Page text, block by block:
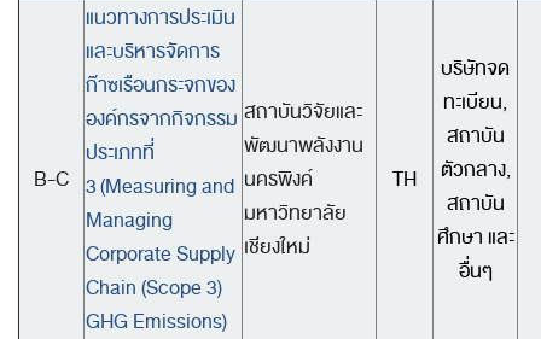
B-C
แนวทางการประเมิน
และบริหารจัดการ
ก๊าซเรือนกระจกของ
องค์กรจากกิจกรรม
ประเภทที่
3(Measuring and
Managing
Corporate Supply
Chain (Scope 3)
GHG Emissions)
สถาบันวิจัยและ
พัฒนาพลังงาน
นครพิงค์
มหาวิทยาลัย
เชียงใหม่
TH
บริษัทจด
ทะเบียน,
สถาบัน
ตัวกลาง,
สถาบัน
ศึกษา และ
อื่นๆ